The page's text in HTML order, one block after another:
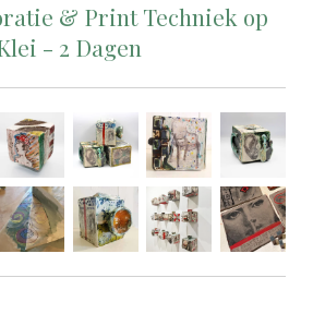
& Print Techniek op
- 2 Dagen